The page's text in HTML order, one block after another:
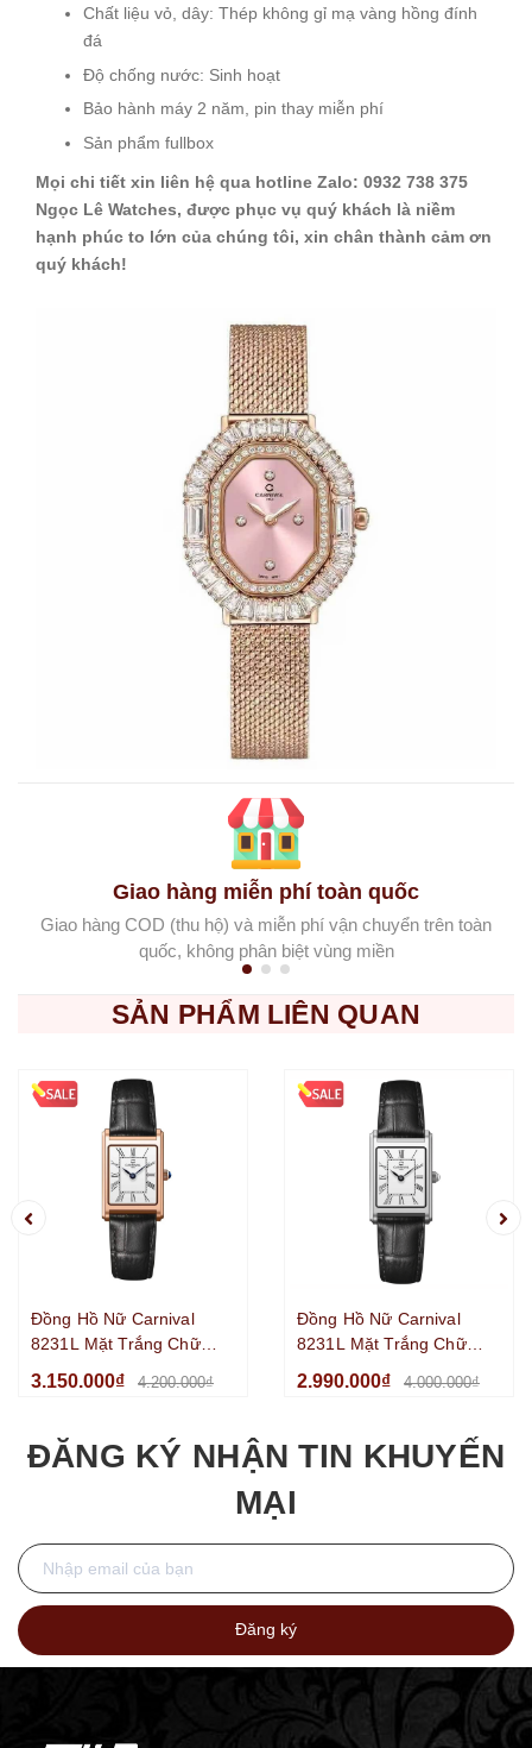
Chất liệu vỏ, dây: Thép không gỉ mạ vàng hồng đính
đá
Độ chống nước: Sinh hoạt
Bảo hành máy 2 năm, pin thay miễn phí
Sản phẩm fullbox
Mọi chi tiết xin liên hệ qua hotline Zalo: 0932 738 375
Ngọc Lê Watches, được phục vụ quý khách là niềm
hạnh phúc to lớn của chúng tôi, xin chân thành cảm ơn
quý khách!
Giao hàng miễn phí toàn quốc
Giao hàng COD (thu hộ) và miễn phí vận chuyển trên toàn
quốc, không phân biệt vùng miền
SẢN PHẨM LIÊN QUAN
Đồng Hồ Nữ Carnival
8231L Mặt Trắng Chữ
Vàng Hồng Size
3.150.000₫ 4.200.000₫
Đồng Hồ Nữ Carnival
8231L Mặt Trắng Chữ
Silver Size 21x31mm
2.990.000₫ 4.000.000₫
ĐĂNG KÝ NHẬN TIN KHUYẾN
MẠI
Đăng ký